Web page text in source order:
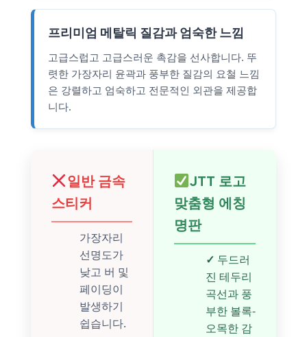
프리미엄 메탈릭 질감과 엄숙한 느낌
고급스럽고 고급스러운 촉감을 선사합니다. 뚜
렷한 가장자리 윤곽과 풍부한 질감의 요철 느낌
은 강렬하고 엄숙하고 전문적인 외관을 제공합
니다.
일반 금속
스티커
가장자리
선명도가
낮고 버 및
페이딩이
발생하기
쉽습니다.
JTT 로고
맞춤형 에칭
명판
✓ 두드러
진 테두리
곡선과 풍
부한 볼록-
오목한 감